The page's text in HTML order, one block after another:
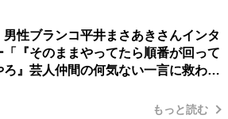
男性ブランコ平井まさあきさんインタ
「『そのままやってたら順番が回って
ろ』芸人仲間の何気ない一言に救われ
もっと読む